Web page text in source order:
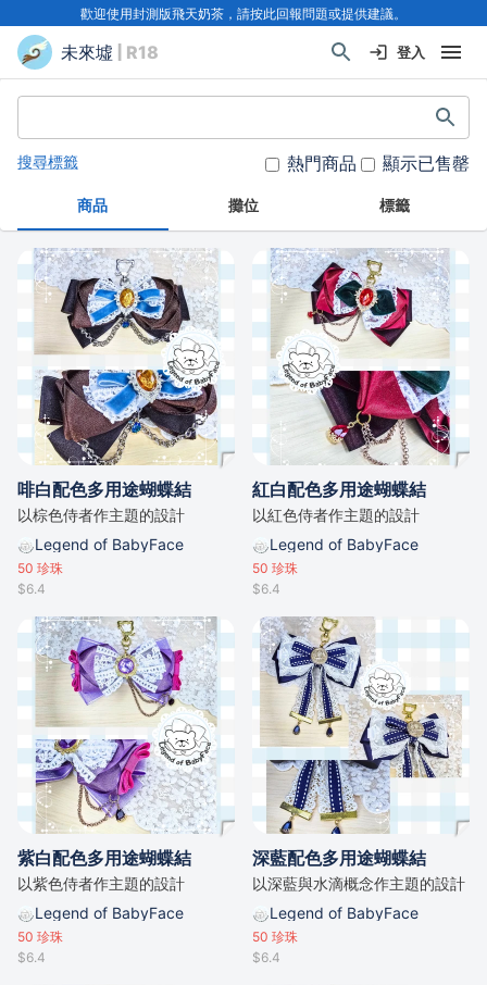
歡迎使用封測版飛天奶茶，請按此回報問題或提供建議。
未來墟 | R18 登入
搜尋標籤 熱門商品 顯示已售罄
商品 攤位 標籤
啡白配色多用途蝴蝶結
以棕色侍者作主題的設計
Legend of BabyFace
50 珍珠
$6.4
紅白配色多用途蝴蝶結
以紅色侍者作主題的設計
Legend of BabyFace
50 珍珠
$6.4
紫白配色多用途蝴蝶結
以紫色侍者作主題的設計
Legend of BabyFace
50 珍珠
$6.4
深藍配色多用途蝴蝶結
以深藍與水滴概念作主題的設計
Legend of BabyFace
50 珍珠
$6.4